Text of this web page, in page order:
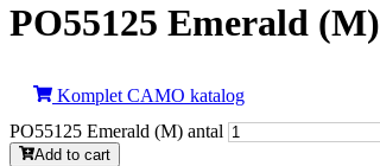
PO55125 Emerald (M)
Komplet CAMO katalog
PO55125 Emerald (M) antal
Add to cart